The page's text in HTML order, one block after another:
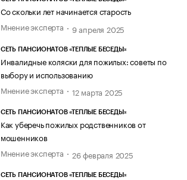
Со скольки лет начинается старость
Мнение эксперта
9 апреля 2025
СЕТЬ ПАНСИОНАТОВ «ТЕПЛЫЕ БЕСЕДЫ»
Инвалидные коляски для пожилых: советы по
выбору и использованию
Мнение эксперта
12 марта 2025
СЕТЬ ПАНСИОНАТОВ «ТЕПЛЫЕ БЕСЕДЫ»
Как уберечь пожилых родственников от
мошенников
Мнение эксперта
26 февраля 2025
СЕТЬ ПАНСИОНАТОВ «ТЕПЛЫЕ БЕСЕДЫ»